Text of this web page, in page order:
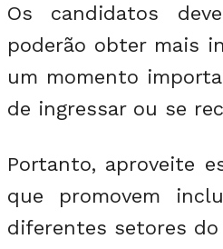
Os candidatos
poderão obter mais
um momento
de ingressar ou se
Portanto, aproveite
que promovem
diferentes setores